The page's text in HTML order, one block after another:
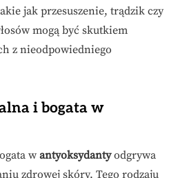
jak przesuszenie, trądzik czy
mogą być skutkiem
z nieodpowiedniego
i bogata w
w antyoksydantyodgrywa
zdrowej skóry. Tego rodzaju